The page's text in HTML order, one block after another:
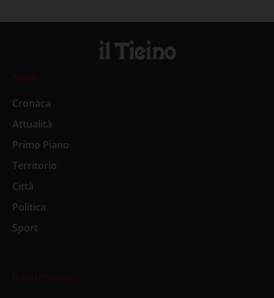
News
Cronaca
Attualità
Primo Piano
Territorio
Città
Politica
Sport
Il settimanale